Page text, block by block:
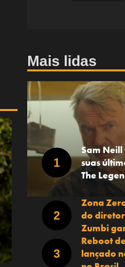
Mais lidas
Sam
suas
The
Zona
do
Zumbi
Reboot
lançado